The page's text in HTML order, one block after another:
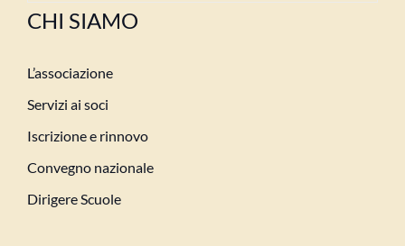
CHI SIAMO
L’associazione
Servizi ai soci
Iscrizione e rinnovo
Convegno nazionale
Dirigere Scuole